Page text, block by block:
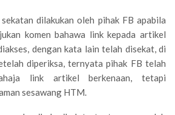
dilakukan oleh pihak FB apabila
komen bahawa link kepada artikel
dengan kata lain telah disekat, di
diperiksa, ternyata pihak FB telah
link artikel berkenaan, tetapi
sesawang HTM.